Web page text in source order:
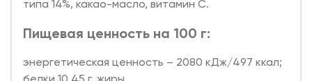
типа 14%, какао-масло, витамин С.
Пищевая ценность на 100 г:
энергетическая ценность – 2080 кДж/497 ккал;